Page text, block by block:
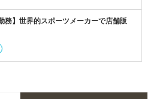
務】世界的スポーツメーカーで店舗販